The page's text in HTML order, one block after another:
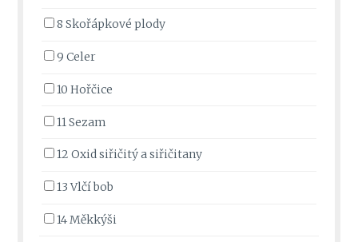
8 Skořápkové plody
9 Celer
10 Hořčice
11 Sezam
12 Oxid siřičitý a siřičitany
13 Vlčí bob
14 Měkkýši